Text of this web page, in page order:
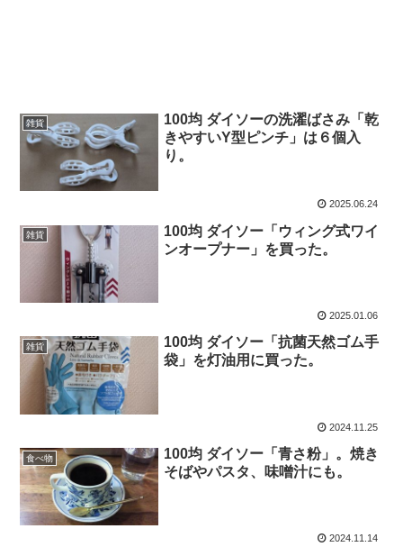
雑貨
100均 ダイソーの洗濯ばさみ「乾
きやすいY型ピンチ」は６個入
り。
2025.06.24
雑貨
100均 ダイソー「ウィング式ワイ
ンオープナー」を買った。
2025.01.06
雑貨
100均 ダイソー「抗菌天然ゴム手
袋」を灯油用に買った。
2024.11.25
食べ物
100均 ダイソー「青さ粉」。焼き
そばやパスタ、味噌汁にも。
2024.11.14